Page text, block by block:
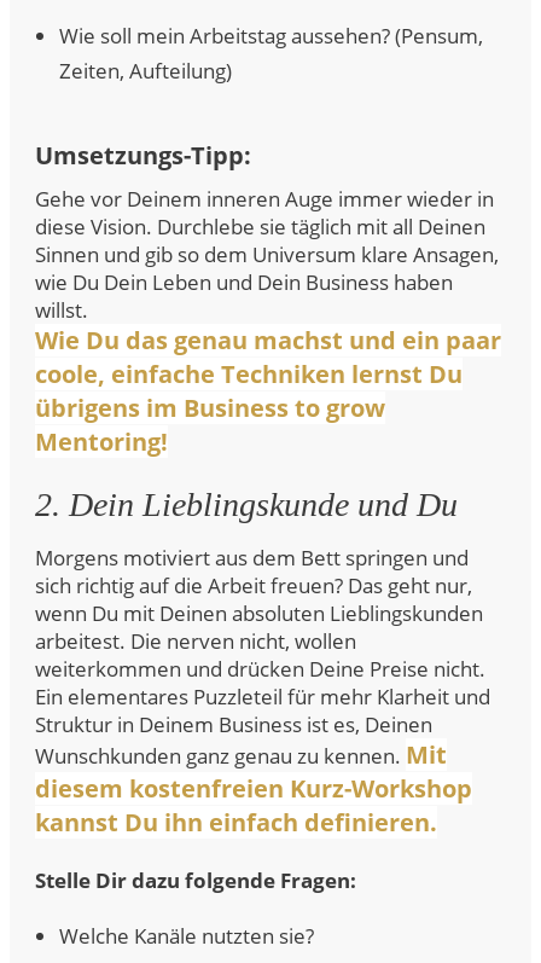
Wie soll mein Arbeitstag aussehen? (Pensum,
Zeiten, Aufteilung)
Umsetzungs-Tipp:
Gehe vor Deinem inneren Auge immer wieder in
diese Vision. Durchlebe sie täglich mit all Deinen
Sinnen und gib so dem Universum klare Ansagen,
wie Du Dein Leben und Dein Business haben
willst.
Wie Du das genau machst und ein paar
coole, einfache Techniken lernst Du
übrigens im Business to grow
Mentoring!
2. Dein Lieblingskunde und Du
Morgens motiviert aus dem Bett springen und
sich richtig auf die Arbeit freuen? Das geht nur,
wenn Du mit Deinen absoluten Lieblingskunden
arbeitest. Die nerven nicht, wollen
weiterkommen und drücken Deine Preise nicht.
Ein elementares Puzzleteil für mehr Klarheit und
Struktur in Deinem Business ist es, Deinen
Wunschkunden ganz genau zu kennen. Mit
diesem kostenfreien Kurz-Workshop
kannst Du ihn einfach definieren.
Stelle Dir dazu folgende Fragen:
Welche Kanäle nutzten sie?